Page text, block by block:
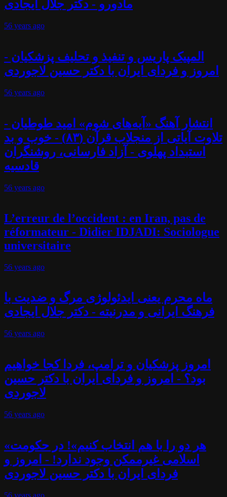
مادورو - دکتر جلال ایجادی
56 years ago
المپیک پاریس و تنفیذ و تحلیف پزشکیان -
امروز و فردای ایران با دکتر حسین لاجوردی
56 years ago
انتشار آهنگ «آیه‌های شوم» امید طوطیان -
تلاوت آیاتی از منجلاب قرآن (۸۳) - خوب و بد
استبداد پهلوی - آزاد فارسانی، روشنگران
قادسیه
56 years ago
L’erreur de l’occident : en Iran, pas de
réformateur - Didier IDJADI: Sociologue
universitaire
56 years ago
ماه محرم یعنی ایدئولوژی مرگ و ضدیت با
فرهنگ ایرانی و مدرنیته - دکتر جلال ایجادی
56 years ago
امروز پزشکیان و ترامپ، فردا کجا خواهیم
بود؟ - امروز و فردای ایران با دکتر حسین
لاجوردی
56 years ago
«هر دو را با هم انتخاب کنیم»! در حکومت
اسلامی غیرممکن وجود ندارد! - امروز و
فردای ایران با دکتر حسین لاجوردی
56 years ago